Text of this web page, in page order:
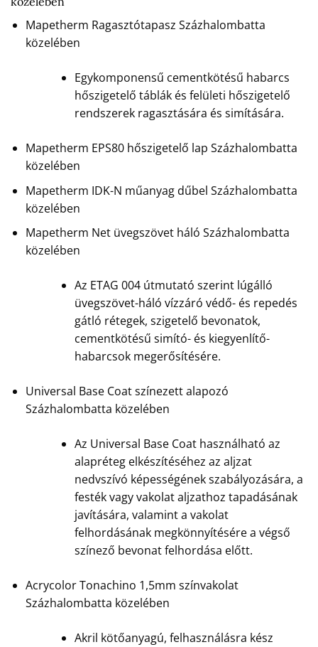
Mapetherm Ragasztótapasz Százhalombatta
közelében
Egykomponensű cementkötésű habarcs
hőszigetelő táblák és felületi hőszigetelő
rendszerek ragasztására és simítására.
Mapetherm EPS80 hőszigetelő lap Százhalombatta
közelében
Mapetherm IDK-N műanyag dűbel Százhalombatta
közelében
Mapetherm Net üvegszövet háló Százhalombatta
közelében
Az ETAG 004 útmutató szerint lúgálló
üvegszövet-háló vízzáró védő- és repedés
gátló rétegek, szigetelő bevonatok,
cementkötésű simító- és kiegyenlítő-
habarcsok megerősítésére.
Universal Base Coat színezett alapozó
Százhalombatta közelében
Az Universal Base Coat használható az
alapréteg elkészítéséhez az aljzat
nedvszívó képességének szabályozására, a
festék vagy vakolat aljzathoz tapadásának
javítására, valamint a vakolat
felhordásának megkönnyítésére a végső
színező bevonat felhordása előtt.
Acrycolor Tonachino 1,5mm színvakolat
Százhalombatta közelében
Akril kötőanyagú, felhasználásra kész